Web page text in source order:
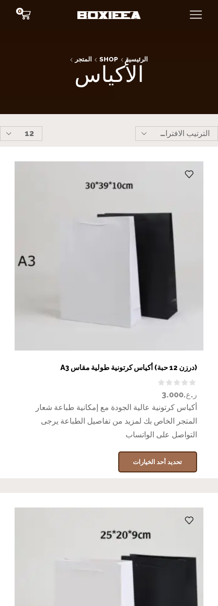
0
الرئيسية SHOP المتجر
الأكياس
(درزن 12 حبة) أكياس كرتونية طولية مقاس A3
ر.ع.3.000
أكياس كرتونية عالية الجودة مع إمكانية طباعة شعار
المتجر الخاص بك لمزيد من تفاصيل الطباعة يرجى
التواصل على الواتساب
تحديد أحد الخيارات